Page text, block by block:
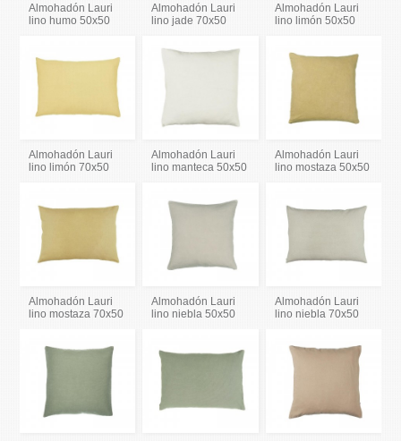
Almohadón Lauri
lino humo 50x50
Almohadón Lauri
lino jade 70x50
Almohadón Lauri
lino limón 50x50
Almohadón Lauri
lino limón 70x50
Almohadón Lauri
lino manteca 50x50
Almohadón Lauri
lino mostaza 50x50
Almohadón Lauri
lino mostaza 70x50
Almohadón Lauri
lino niebla 50x50
Almohadón Lauri
lino niebla 70x50